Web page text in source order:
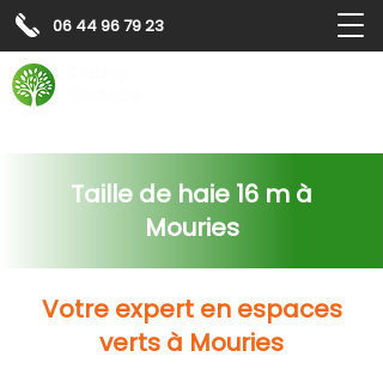
06 44 96 79 23
Taille de haie 16 m à
Mouries
Votre expert en espaces
verts à Mouries